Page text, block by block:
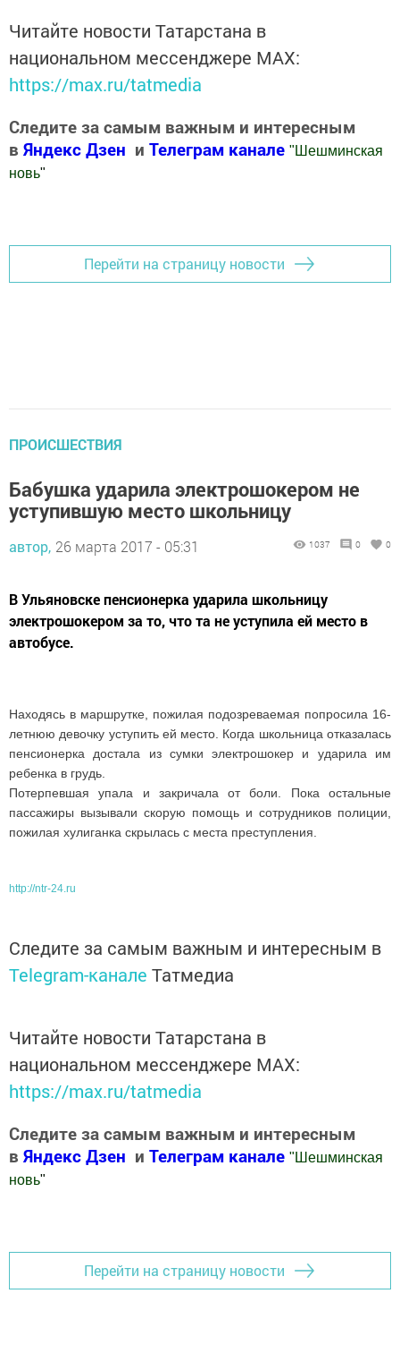
Читайте новости Татарстана в
национальном мессенджере MАХ:
https://max.ru/tatmedia
Следите за самым важным и интересным
в Яндекс Дзен и Телеграм канале " Шешминская
новь"
Перейти на страницу новости
ПРОИСШЕСТВИЯ
Бабушка ударила электрошокером не
уступившую место школьницу
автор, 26 марта 2017 - 05:31 1037 0 0
В Ульяновске пенсионерка ударила школьницу
электрошокером за то, что та не уступила ей место в
автобусе.
Находясь в маршрутке, пожилая подозреваемая попросила 16-
летнюю девочку уступить ей место. Когда школьница отказалась
пенсионерка достала из сумки электрошокер и ударила им
ребенка в грудь.
Потерпевшая упала и закричала от боли. Пока остальные
пассажиры вызывали скорую помощь и сотрудников полиции,
пожилая хулиганка скрылась с места преступления.
http://ntr-24.ru
Следите за самым важным и интересным в
Telegram-канале Татмедиа
Читайте новости Татарстана в
национальном мессенджере MАХ:
https://max.ru/tatmedia
Следите за самым важным и интересным
в Яндекс Дзен и Телеграм канале " Шешминская
новь"
Перейти на страницу новости